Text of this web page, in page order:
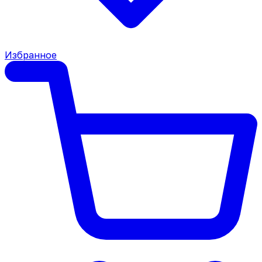
Избранное